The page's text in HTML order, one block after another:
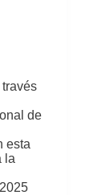
de
esta
la